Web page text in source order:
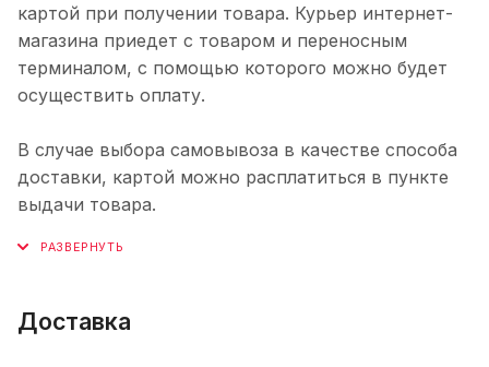
картой при получении товара. Курьер интернет-
магазина приедет с товаром и переносным
терминалом, с помощью которого можно будет
осуществить оплату.
В случае выбора самовывоза в качестве способа
доставки, картой можно расплатиться в пункте
выдачи товара.
Доставка